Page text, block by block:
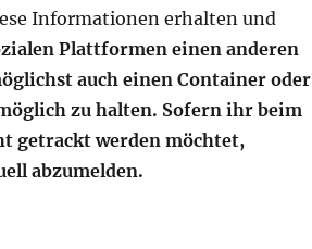
Informationen erhalten und
Plattformen einen anderen
auch einen Container oder
zu halten. Sofern ihr beim
getrackt werden möchtet,
abzumelden.